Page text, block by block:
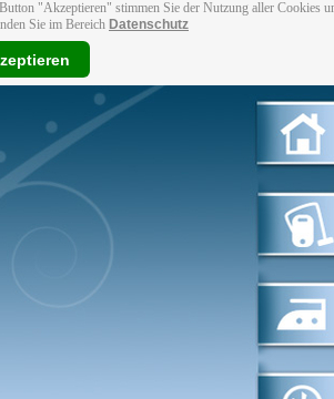
"Akzeptieren" stimmen Sie der Nutzung aller Cookies
Sie im Bereich Datenschutz